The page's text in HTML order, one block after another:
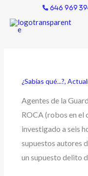
contenido
646 969
¿Sabías qué...?,
Agentes de la
ROCA (robos en el
investigado a seis
supuestos autores
un supuesto delito